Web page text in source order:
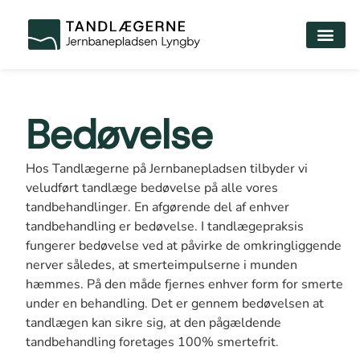
Bedøvelse
Hos Tandlægerne på Jernbanepladsen tilbyder vi
veludført tandlæge bedøvelse på alle vores
tandbehandlinger. En afgørende del af enhver
tandbehandling er bedøvelse. I tandlægepraksis
fungerer bedøvelse ved at påvirke de omkringliggende
nerver således, at smerteimpulserne i munden
hæmmes. På den måde fjernes enhver form for smerte
under en behandling. Det er gennem bedøvelsen at
tandlægen kan sikre sig, at den pågældende
tandbehandling foretages 100% smertefrit.